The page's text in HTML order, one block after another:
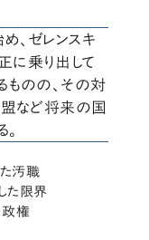
、ゼレンスキ
に乗り出して
ものの、その対
盟など将来の国
汚職
た限界
政権